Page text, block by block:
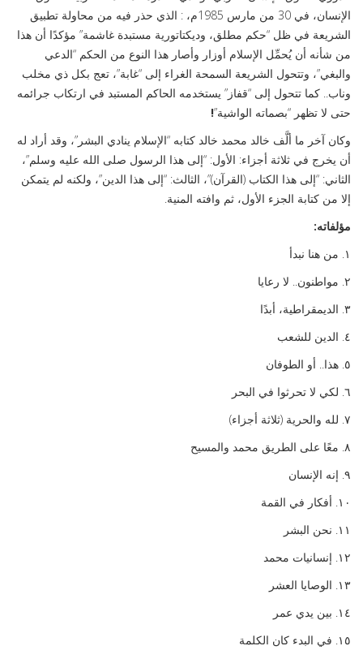
الإنسان، في 30 من مارس 1985م، : الذي حذر فيه من محاولة تطبيق
الشريعة في ظل “حكم مطلق، وديكتاتورية مستبدة غاشمة” مؤكدًا أن هذا
من شأنه أن يُحمِّل الإسلام أوزار وأصار هذا النوع من الحكم “الدعي
والبغي”، وتتحول الشريعة السمحة الغراء إلى “غابة”، تعج بكل ذي مخلب
وناب.. كما تتحول إلى “قفاز” يستخدمه الحاكم المستبد في ارتكاب جرائمه
حتى لا تظهر “بصماته الواشية”!
وكان آخر ما ألَّف خالد محمد خالد كتابه “الإسلام ينادي البشر”، وقد أراد له
أن يخرج في ثلاثة أجزاء: الأول: “إلى هذا الرسول صلى الله عليه وسلم”،
الثاني: “إلى هذا الكتاب (القرآن)”، الثالث: “إلى هذا الدين”، ولكنه لم يتمكن
إلا من كتابة الجزء الأول، ثم وافته المنية.
مؤلفاته:
١. من هنا نبدأ
٢. مواطنون.. لا رعايا
٣. الديمقراطية، أبدًا
٤. الدين للشعب
٥. هذا.. أو الطوفان
٦. لكي لا تحرثوا في البحر
٧. لله والحرية (ثلاثة أجزاء)
٨. معًا على الطريق محمد والمسيح
٩. إنه الإنسان
١٠. أفكار في القمة
١١. نحن البشر
١٢. إنسانيات محمد
١٣. الوصايا العشر
١٤. بين يدي عمر
١٥. في البدء كان الكلمة